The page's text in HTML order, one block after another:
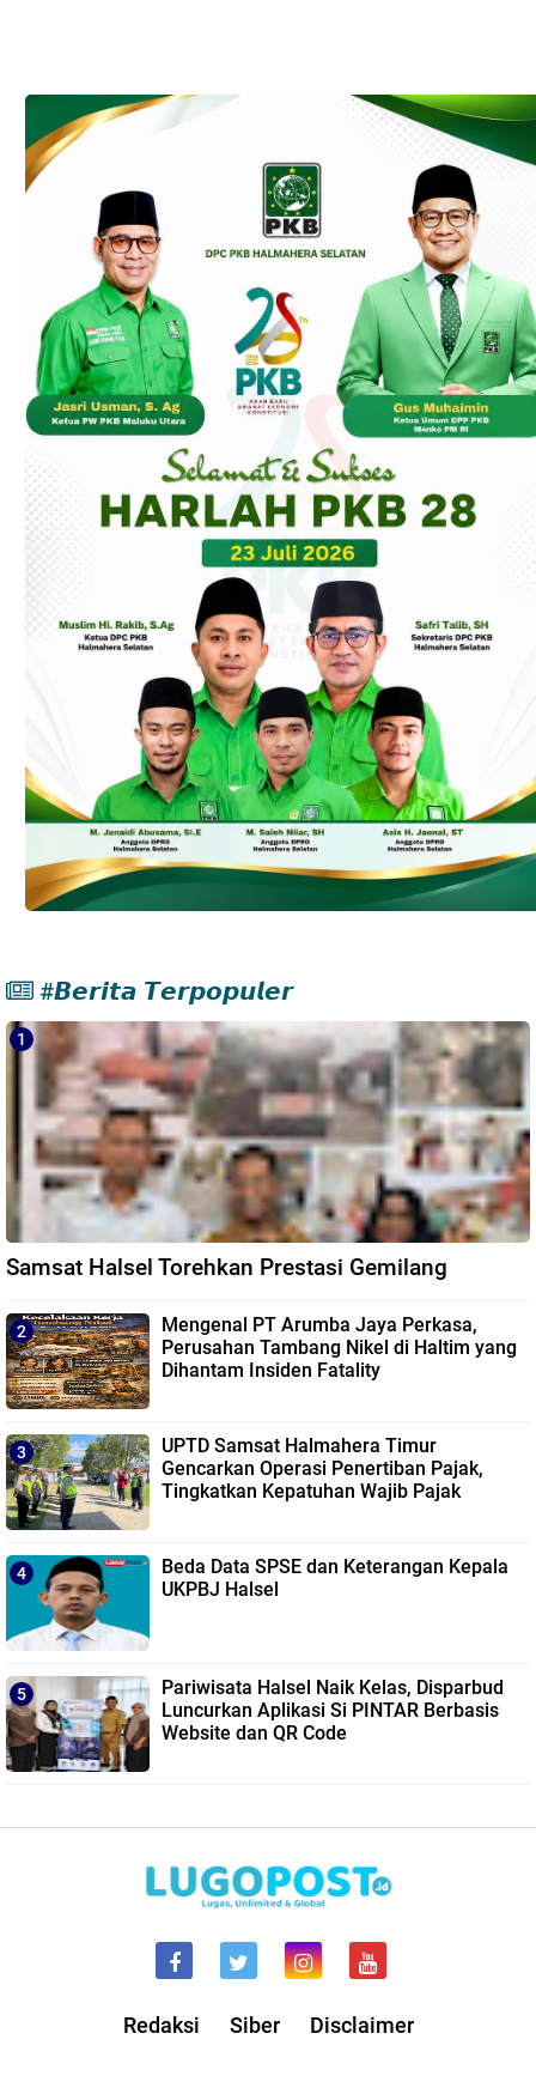
#𝘽𝙚𝙧𝙞𝙩𝙖 𝙏𝙚𝙧𝙥𝙤𝙥𝙪𝙡𝙚𝙧
Samsat Halsel Torehkan Prestasi Gemilang
Mengenal PT Arumba Jaya Perkasa,
Perusahan Tambang Nikel di Haltim yang
Dihantam Insiden Fatality
UPTD Samsat Halmahera Timur
Gencarkan Operasi Penertiban Pajak,
Tingkatkan Kepatuhan Wajib Pajak
Beda Data SPSE dan Keterangan Kepala
UKPBJ Halsel
Pariwisata Halsel Naik Kelas, Disparbud
Luncurkan Aplikasi Si PINTAR Berbasis
Website dan QR Code
Redaksi Siber Disclaimer